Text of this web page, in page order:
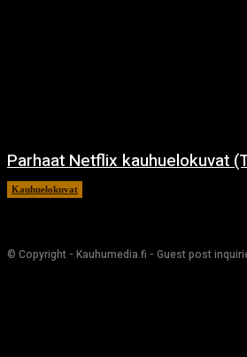
Parhaat Netflix kauhuelokuvat
Kauhuelokuvat
© Copyright - Kauhumedia.fi - Guest post